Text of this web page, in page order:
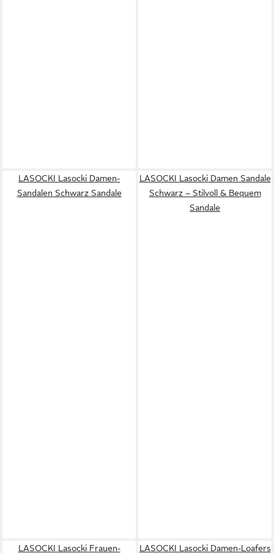
LASOCKI Lasocki Damen-
Sandalen Schwarz Sandale
LASOCKI Lasocki Damen Sandale
Schwarz – Stilvoll & Bequem
Sandale
LASOCKI Lasocki Frauen-
LASOCKI Lasocki Damen-Loafers